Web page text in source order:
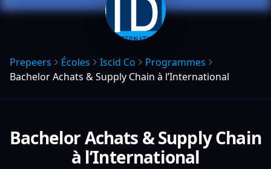
Prepeers Écoles Iscid Co
Programmes
Bachelor Achats & Supply Chain à l’International
Bachelor Achats & Supply Chain
à l’International